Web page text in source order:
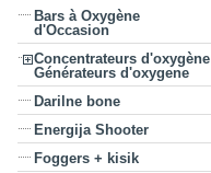
Bars à Oxygène
d'Occasion
Concentrateurs d'oxygène
Générateurs d'oxygene
Darilne bone
Energija Shooter
Foggers + kisik